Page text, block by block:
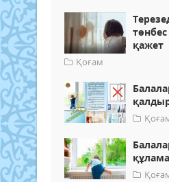
қажет
Қоғам